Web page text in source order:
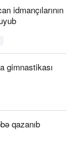
idmançılarının
gimnastikası
qazanıb